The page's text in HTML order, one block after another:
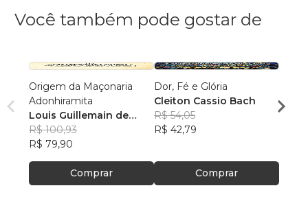
Você também pode gostar de
Origem da Maçonaria
Adonhiramita
Louis Guillemain de
Saint-Victor
R$ 100,93
R$ 79,90
Comprar
Dor, Fé e Glória
Cleiton Cassio Bach
R$ 54,05
R$ 42,79
Comprar
R$